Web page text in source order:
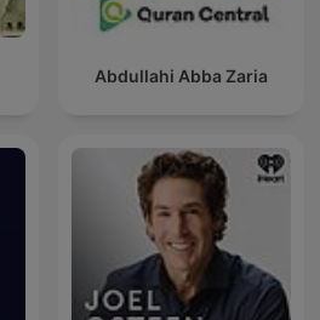
Abdullahi Abba Zaria